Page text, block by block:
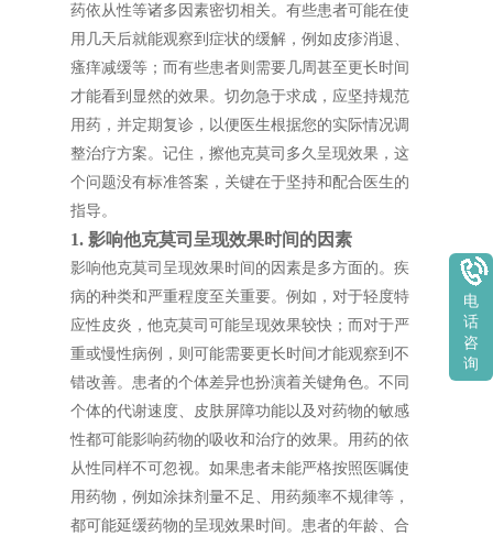
药依从性等诸多因素密切相关。有些患者可能在使
用几天后就能观察到症状的缓解，例如皮疹消退、
瘙痒减缓等；而有些患者则需要几周甚至更长时间
才能看到显然的效果。切勿急于求成，应坚持规范
用药，并定期复诊，以便医生根据您的实际情况调
整治疗方案。记住，擦他克莫司多久呈现效果，这
个问题没有标准答案，关键在于坚持和配合医生的
指导。
1. 影响他克莫司呈现效果时间的因素
影响他克莫司呈现效果时间的因素是多方面的。疾
病的种类和严重程度至关重要。例如，对于轻度特
应性皮炎，他克莫司可能呈现效果较快；而对于严
重或慢性病例，则可能需要更长时间才能观察到不
错改善。患者的个体差异也扮演着关键角色。不同
个体的代谢速度、皮肤屏障功能以及对药物的敏感
性都可能影响药物的吸收和治疗的效果。用药的依
从性同样不可忽视。如果患者未能严格按照医嘱使
用药物，例如涂抹剂量不足、用药频率不规律等，
都可能延缓药物的呈现效果时间。患者的年龄、合
电
话
咨
询